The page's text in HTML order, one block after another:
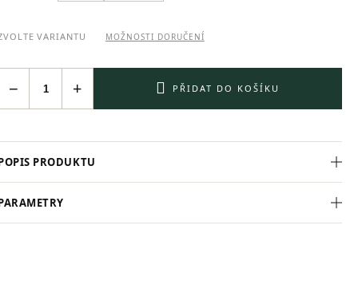
VARIANTU MOŽNOSTI DORUČENÍ
+
− PŘIDAT DO KOŠÍKU
PRODUKTU